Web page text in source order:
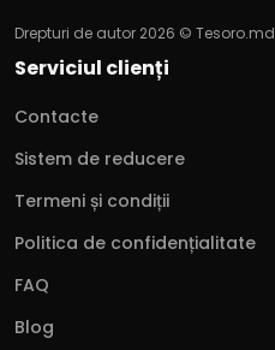
Drepturi de autor 2026 © Tesoro.md
Serviciul clienți
Contacte
Sistem de reducere
Termeni și condiții
Politica de confidențialitate
FAQ
Blog